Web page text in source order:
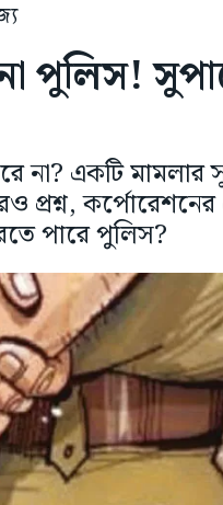
পুলিস!
না? একটি মামলার
প্রশ্ন,
পারে পুলিস?